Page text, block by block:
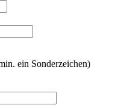
ein Sonderzeichen)